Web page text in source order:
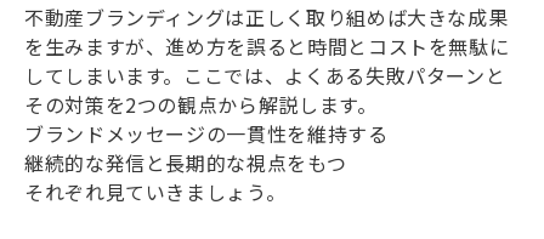
不動産ブランディングは正しく取り組めば大きな成果
を生みますが、進め方を誤ると時間とコストを無駄に
してしまいます。ここでは、よくある失敗パターンと
その対策を2つの観点から解説します。
ブランドメッセージの一貫性を維持する
継続的な発信と長期的な視点をもつ
それぞれ見ていきましょう。